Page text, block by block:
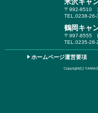
米沢キャ
〒992-8510
TEL.0238-26-
鶴岡キャ
〒997-8555
TEL.0235-28-
ホームページ運営要項
Copyright(C)